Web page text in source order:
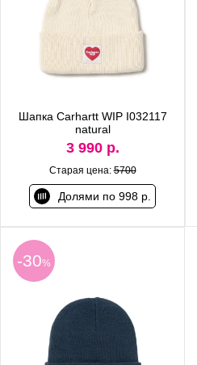
Шапка Carhartt WIP I032117
natural
3 990 р.
Старая цена:5700
Долями по 998 р.
-30%